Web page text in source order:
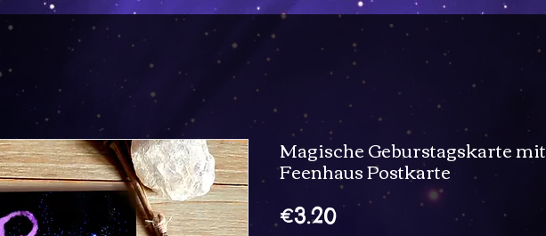
Magische Geburstagskarte mit
Feenhaus Postkarte
€3.20Price